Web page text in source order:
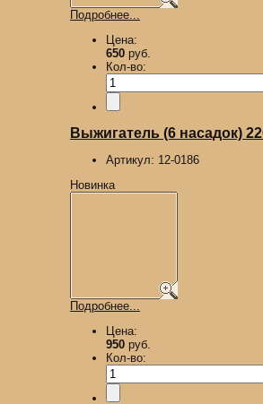
Подробнее...
Цена:
650 руб.
Кол-во:
Выжигатель (6 насадок)
Артикул: 12-0186
Новинка
Подробнее...
Цена:
950 руб.
Кол-во: